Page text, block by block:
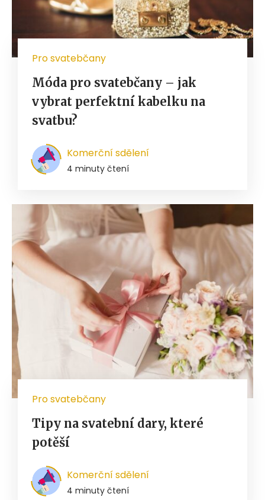
Pro svatebčany
Móda pro svatebčany – jak
vybrat perfektní kabelku na
svatbu?
Komerční sdělení
4 minuty čtení
Pro svatebčany
Tipy na svatební dary, které
potěší
Komerční sdělení
4 minuty čtení